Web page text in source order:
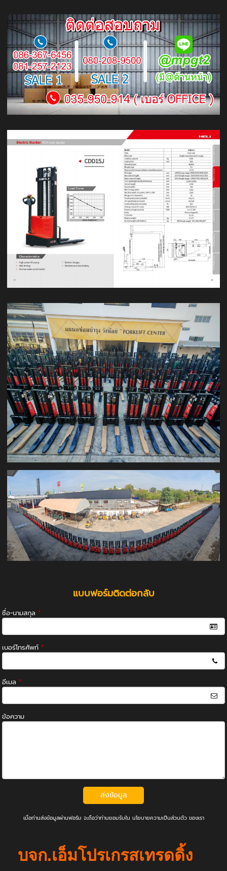
แบบฟอร์มติดต่อกลับ
ชื่อ-นามสกุล *
เบอร์โทรศัพท์ *
อีเมล *
ข้อความ
ส่งข้อมูล
เมื่อท่านส่งข้อมูลผ่านฟอร์ม จะถือว่าท่านยอมรับใน นโยบายความเป็นส่วนตัวของเรา
บจก.เอ็มโปรเกรสเทรดดิ้ง